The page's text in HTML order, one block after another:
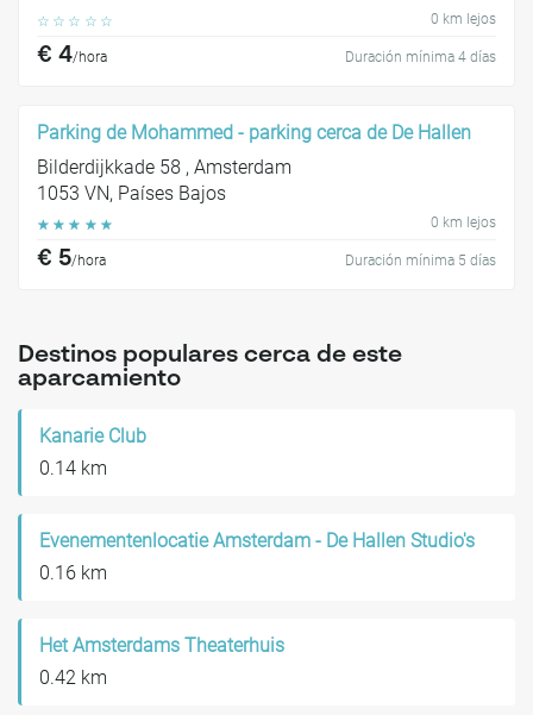
☆ ☆ ☆ ☆ ☆ 0 km lejos
€ 4/hora Duración mínima 4 días
Parking de Mohammed - parking cerca de De Hallen
Bilderdijkkade 58 , Amsterdam
1053 VN, Países Bajos
☆ ☆ ☆ ☆ ☆ 0 km lejos
€ 5/hora Duración mínima 5 días
Destinos populares cerca de este
aparcamiento
Kanarie Club
0.14 km
Evenementenlocatie Amsterdam - De Hallen Studio's
0.16 km
Het Amsterdams Theaterhuis
0.42 km